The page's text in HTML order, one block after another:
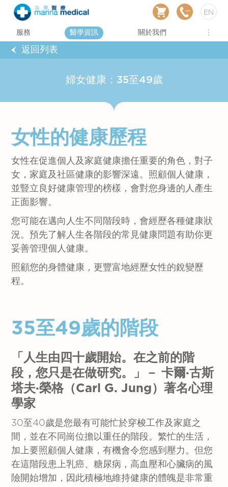
EN
服務 醫學資訊 關於我們
返回列表
婦女健康：35至49歲
女性的健康歷程
女性在促進個人及家庭健康擔任重要的角色，對子
女，家庭及社區健康的影響深遠。照顧個人健康，
並豎立良好健康管理的榜樣，會對您身邊的人產生
正面影響。
您可能在邁向人生不同階段時，會經歷各種健康狀
況。預先了解人生各階段的常見健康問題有助你更
妥善管理個人健康。
照顧您的身體健康，更豐富地經歷女性的銳變歷
程。
35至49歲的階段
「人生由四十歲開始。在之前的階
段，您只是在做研究。」－ 卡爾·古斯
塔夫·榮格（Carl G. Jung）著名心理
學家
30至40歲是您最有可能忙於穿梭工作及家庭之
間，並在不同崗位擔以重任的階段。繁忙的生活，
加上要照顧個人健康，有機會令您感到壓力。但您
在這階段患上乳癌、糖尿病，高血壓和心臟病的風
險開始增加，因此積極地維持健康的體魄是非常重